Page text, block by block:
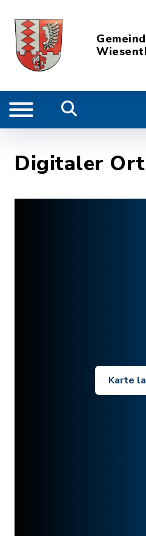
Digitaler
Karte